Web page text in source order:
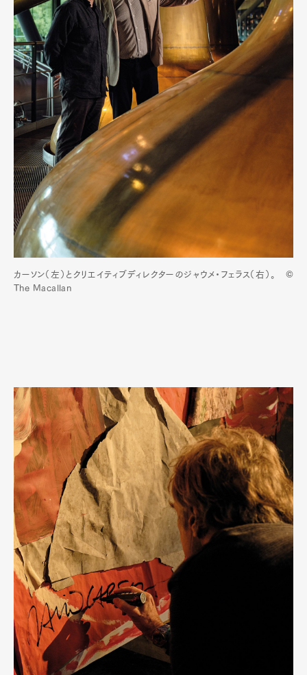
カーソン（左）とクリエイティブディレクターのジャウメ・フェラス（右）。 ©
The Macallan